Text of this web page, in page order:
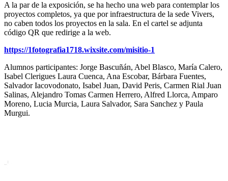
A la par de la exposición, se ha hecho una web para contemplar los
proyectos completos, ya que por infraestructura de la sede Vivers,
no caben todos los proyectos en la sala. En el cartel se adjunta
código QR que redirige a la web.
https://1fotografia1718.wixsite.com/misitio-1
Alumnos participantes: Jorge Bascuñán, Abel Blasco, María Calero,
Isabel Clerigues Laura Cuenca, Ana Escobar, Bárbara Fuentes,
Salvador Iacovodonato, Isabel Juan, David Peris, Carmen Rial Juan
Salinas, Alejandro Tomas Carmen Herrero, Alfred Llorca, Amparo
Moreno, Lucia Murcia, Laura Salvador, Sara Sanchez y Paula
Murgui.